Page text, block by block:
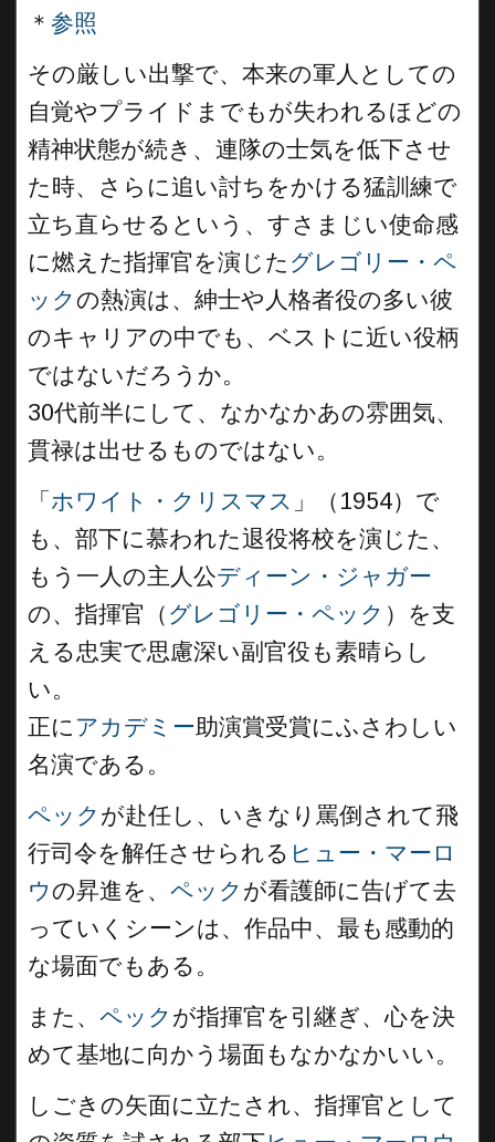
＊ 参照
その厳しい出撃で、本来の軍人としての
自覚やプライドまでもが失われるほどの
精神状態が続き、連隊の士気を低下させ
た時、さらに追い討ちをかける猛訓練で
立ち直らせるという、すさまじい使命感
に燃えた指揮官を演じた グレゴリー・ペ
ックの熱演は、紳士や人格者役の多い彼
のキャリアの中でも、ベストに近い役柄
ではないだろうか。
30代前半にして、なかなかあの雰囲気、
貫禄は出せるものではない。
「 ホワイト・クリスマス 」（1954）で
も、部下に慕われた退役将校を演じた、
もう一人の主人公ディーン・ジャガー
の、指揮官（ グレゴリー・ペック ）を支
える忠実で思慮深い副官役も素晴らし
い。
正に アカデミー助演賞受賞にふさわしい
名演である。
ペック が赴任し、いきなり罵倒されて飛
行司令を解任させられる ヒュー・マーロ
ウの昇進を、 ペック が看護師に告げて去
っていくシーンは、作品中、最も感動的
な場面でもある。
また、 ペック が指揮官を引継ぎ、心を決
めて基地に向かう場面もなかなかいい。
しごきの矢面に立たされ、指揮官として